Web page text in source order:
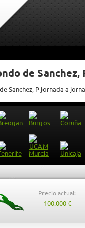
de Sanchez,
Sanchez, P jornada a
Precio actual:
100.000 €